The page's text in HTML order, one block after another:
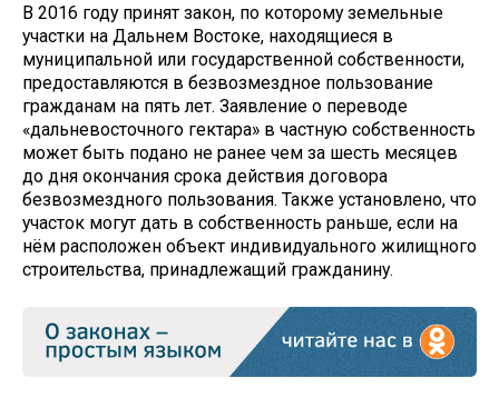
В 2016 году принят закон, по которому земельные
участки на Дальнем Востоке, находящиеся в
муниципальной или государственной собственности,
предоставляются в безвозмездное пользование
гражданам на пять лет. Заявление о переводе
«дальневосточного гектара» в частную собственность
может быть подано не ранее чем за шесть месяцев
до дня окончания срока действия договора
безвозмездного пользования. Также установлено, что
участок могут дать в собственность раньше, если на
нём расположен объект индивидуального жилищного
строительства, принадлежащий гражданину.